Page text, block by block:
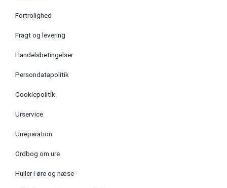
Fortrolighed
Fragt og levering
Handelsbetingelser
Persondatapolitik
Cookiepolitik
Urservice
Urreparation
Ordbog om ure
Huller i øre og næse